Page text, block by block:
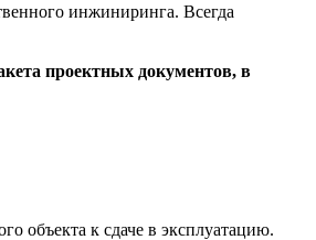
инжиниринга. Всегда
проектных документов, в
объекта к сдаче в эксплуатацию.